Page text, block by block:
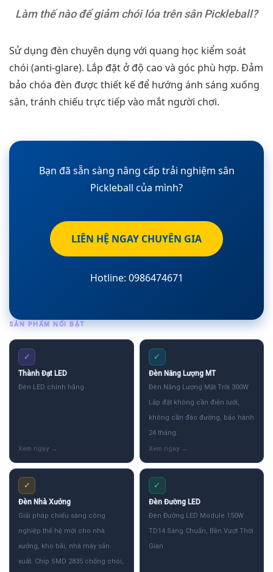
Làm thế nào để giảm chói lóa trên sân Pickleball?
Sử dụng đèn chuyên dụng với quang học kiểm soát
chói (anti-glare). Lắp đặt ở độ cao và góc phù hợp. Đảm
bảo chóa đèn được thiết kế để hướng ánh sáng xuống
sân, tránh chiếu trực tiếp vào mắt người chơi.
Bạn đã sẵn sàng nâng cấp trải nghiệm sân
Pickleball của mình?
LIÊN HỆ NGAY CHUYÊN GIA
Hotline: 0986474671
SẢN PHẨM NỔI BẬT
✓
Thành Đạt LED
Đèn LED chính hãng
✓
Đèn Năng Lượng MT
Đèn Năng Lượng Mặt Trời 300W
Lắp đặt không cần điện lưới,
không cần đào đường, bảo hành
24 tháng.
✓
Đèn Nhà Xưởng
Giải pháp chiếu sáng công
nghiệp thế hệ mới cho nhà
xưởng, kho bãi, nhà máy sản
xuất. Chip SMD 2835 chống chói,
✓
Đèn Đường LED
Đèn Đường LED Module 150W
TD14 Sáng Chuẩn, Bền Vượt Thời
Gian